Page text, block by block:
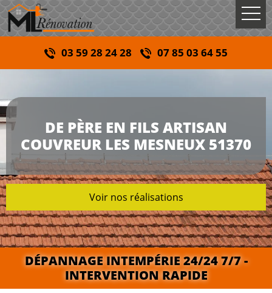
03 59 28 24 28 07 85 03 64 55
DE PÈRE EN FILS ARTISAN
COUVREUR LES MESNEUX 51370
Voir nos réalisations
DÉPANNAGE INTEMPÉRIE 24/24 7/7 -
INTERVENTION RAPIDE